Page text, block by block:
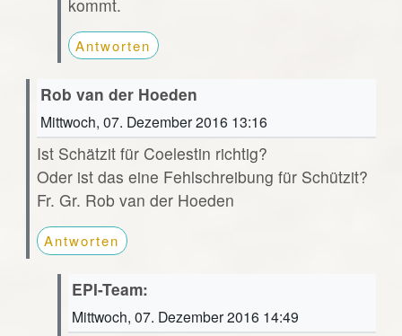
kommt.
Antworten
Rob van der Hoeden
Mittwoch, 07. Dezember 2016 13:16
Ist Schätzit für Coelestin richtig?
Oder ist das eine Fehlschreibung für Schützit?
Fr. Gr. Rob van der Hoeden
Antworten
EPI-Team:
Mittwoch, 07. Dezember 2016 14:49